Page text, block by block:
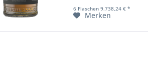
6 Flaschen 9.738,24 € *
Merken